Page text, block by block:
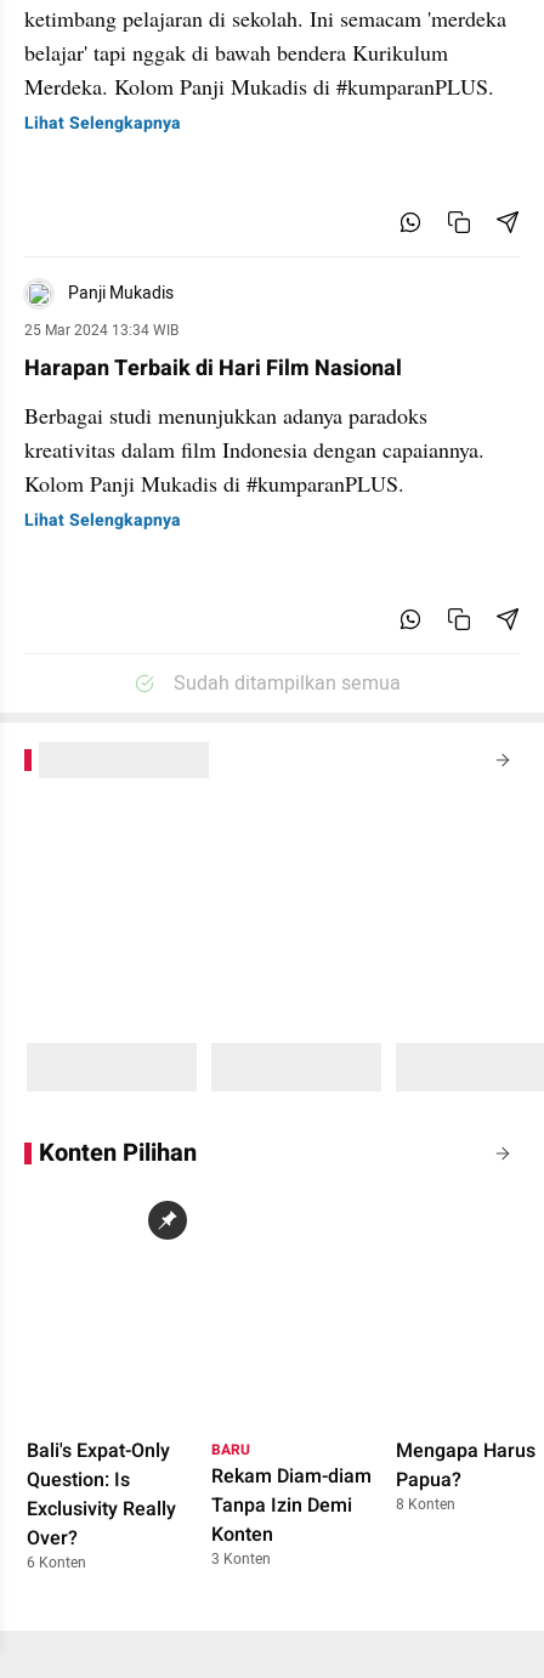
ketimbang pelajaran di sekolah. Ini semacam 'merdeka
belajar' tapi nggak di bawah bendera Kurikulum
Merdeka. Kolom Panji Mukadis di #kumparanPLUS.
Lihat Selengkapnya
Panji Mukadis
25 Mar 2024 13:34 WIB
Harapan Terbaik di Hari Film Nasional
Berbagai studi menunjukkan adanya paradoks
kreativitas dalam film Indonesia dengan capaiannya.
Kolom Panji Mukadis di #kumparanPLUS.
Lihat Selengkapnya
Sudah ditampilkan semua
Konten Pilihan
Bali's Expat-Only
Question: Is
Exclusivity Really
Over?
6 Konten
BARU
Rekam Diam-diam
Tanpa Izin Demi
Konten
3 Konten
Mengapa Harus
Papua?
8 Konten